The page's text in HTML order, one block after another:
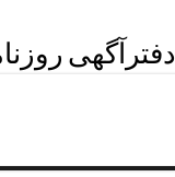
دفترآگهی